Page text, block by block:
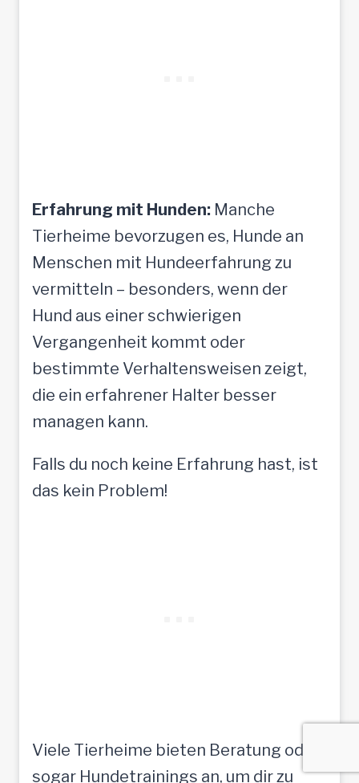
Erfahrung mit Hunden: Manche
Tierheime bevorzugen es, Hunde an
Menschen mit Hundeerfahrung zu
vermitteln – besonders, wenn der
Hund aus einer schwierigen
Vergangenheit kommt oder
bestimmte Verhaltensweisen zeigt,
die ein erfahrener Halter besser
managen kann.
Falls du noch keine Erfahrung hast, ist
das kein Problem!
Viele Tierheime bieten Beratung oder
sogar Hundetrainings an, um dir zu